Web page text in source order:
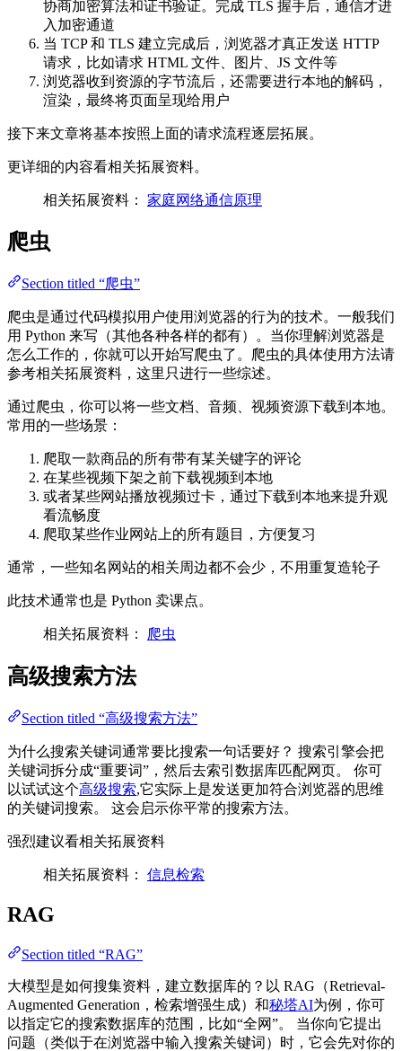
协商加密算法和证书验证。完成 TLS 握手后，通信才进
入加密通道
当 TCP 和 TLS 建立完成后，浏览器才真正发送 HTTP
请求，比如请求 HTML 文件、图片、JS 文件等
浏览器收到资源的字节流后，还需要进行本地的解码，
渲染，最终将页面呈现给用户
接下来文章将基本按照上面的请求流程逐层拓展。
更详细的内容看相关拓展资料。
相关拓展资料： 家庭网络通信原理
爬虫
Section titled “爬虫”
爬虫是通过代码模拟用户使用浏览器的行为的技术。一般我们
用 Python 来写（其他各种各样的都有）。当你理解浏览器是
怎么工作的，你就可以开始写爬虫了。爬虫的具体使用方法请
参考相关拓展资料，这里只进行一些综述。
通过爬虫，你可以将一些文档、音频、视频资源下载到本地。
常用的一些场景：
爬取一款商品的所有带有某关键字的评论
在某些视频下架之前下载视频到本地
或者某些网站播放视频过卡，通过下载到本地来提升观
看流畅度
爬取某些作业网站上的所有题目，方便复习
通常，一些知名网站的相关周边都不会少，不用重复造轮子
此技术通常也是 Python 卖课点。
相关拓展资料： 爬虫
高级搜索方法
Section titled “高级搜索方法”
为什么搜索关键词通常要比搜索一句话要好？ 搜索引擎会把
关键词拆分成“重要词”，然后去索引数据库匹配网页。 你可
以试试这个高级搜索,它实际上是发送更加符合浏览器的思维
的关键词搜索。 这会启示你平常的搜索方法。
强烈建议看相关拓展资料
相关拓展资料： 信息检索
RAG
Section titled “RAG”
大模型是如何搜集资料，建立数据库的？以 RAG（Retrieval-
Augmented Generation，检索增强生成）和秘塔AI为例，你可
以指定它的搜索数据库的范围，比如“全网”。 当你向它提出
问题（类似于在浏览器中输入搜索关键词）时，它会先对你的